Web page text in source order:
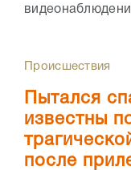
Происшествия
Пытался
известны
после